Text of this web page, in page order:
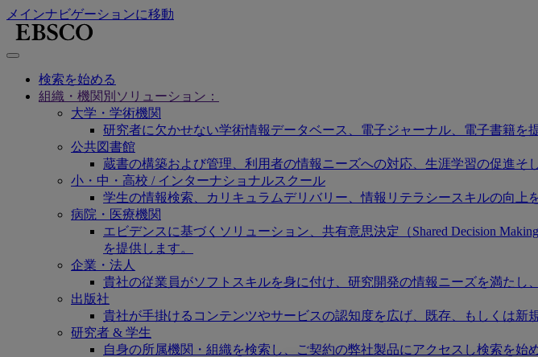
メインナビゲーションに移動
検索を始める
組織・機関別ソリューション：
大学・学術機関
研究者に欠かせない学術情報データベース、電子ジャーナル、電子書籍を
公共図書館
蔵書の構築および管理、利用者の情報ニーズへの対応、生涯学習の促進そ
小・中・高校 / インターナショナルスクール
学生の情報検索、カリキュラムデリバリー、情報リテラシースキルの向上
病院・医療機関
エビデンスに基づくソリューション、共有意思決定（Shared Decision
を提供します。
企業・法人
貴社の従業員がソフトスキルを身に付け、研究開発の情報ニーズを満たし
出版社
貴社が手掛けるコンテンツやサービスの認知度を広げ、既存、もしくは新
研究者 & 学生
自身の所属機関・組織を検索し、ご契約の弊社製品にアクセスし検索を始